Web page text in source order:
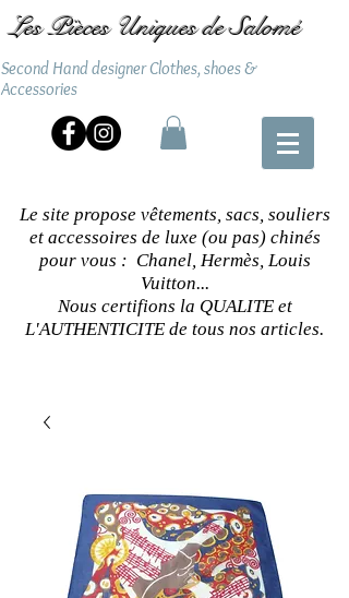
Les Pièces Uniques de Salomé
Second Hand designer Clothes, shoes &
Accessories
Le site propose vêtements, sacs, souliers
et accessoires de luxe (ou pas) chinés
pour vous : Chanel, Hermès, Louis
Vuitton...
Nous certifions la QUALITE et
L'AUTHENTICITE de tous nos articles.